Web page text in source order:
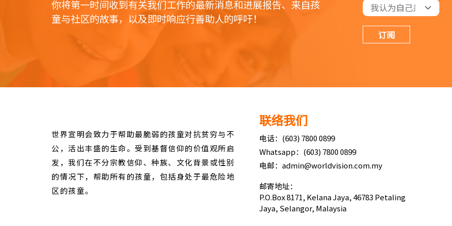
你将第一时间收到有关我们工作的最新消息和进展报告、来自孩
童与社区的故事，以及即时响应行善助人的呼吁！
订阅
世界宣明会致力于帮助最脆弱的孩童对抗贫穷与不
公，活出丰盛的生命。受到基督信仰的价值观所启
发，我们在不分宗教信仰、种族、文化背景或性别
的情况下，帮助所有的孩童，包括身处于最危险地
区的孩童。
联络我们
电话：(603) 7800 0899
Whatsapp：(603) 7800 0899
电邮：admin@worldvision.com.my
邮寄地址：
P.O.Box 8171, Kelana Jaya, 46783 Petaling
Jaya, Selangor, Malaysia